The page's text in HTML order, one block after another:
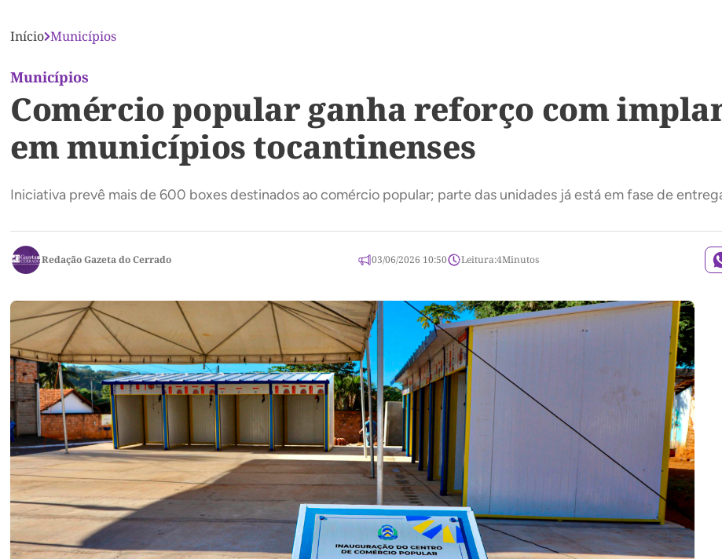
Início Municípios
Municípios
Comércio popular ganha reforço com
em municípios tocantinenses
Iniciativa prevê mais de 600 boxes destinados ao comércio popular; parte das unidades já está em fase de
Redação Gazeta do Cerrado 03/06/2026 10:50 Leitura:4Minutos